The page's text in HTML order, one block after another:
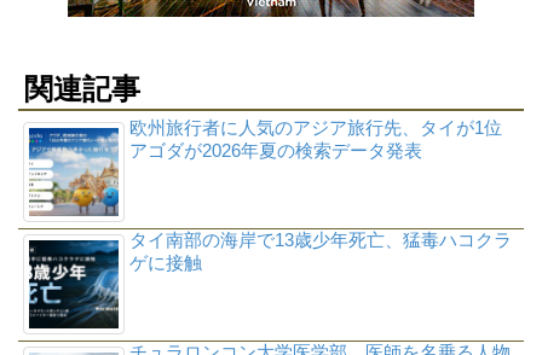
関連記事
欧州旅行者に人気のアジア旅行先、タイが1位
アゴダが2026年夏の検索データ発表
タイ南部の海岸で13歳少年死亡、猛毒ハコクラ
ゲに接触